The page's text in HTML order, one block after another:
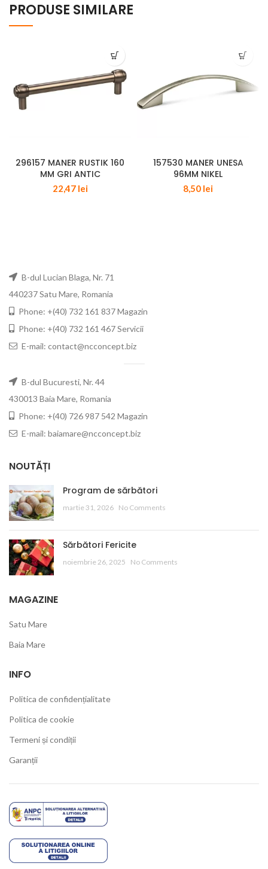
PRODUSE SIMILARE
296157 MANER RUSTIK 160
MM GRI ANTIC
22,47 lei
157530 MANER UNESA
96MM NIKEL
8,50 lei
B-dul Lucian Blaga, Nr. 71
440237 Satu Mare, Romania
Phone: +(40) 732 161 837 Magazin
Phone: +(40) 732 161 467 Servicii
E-mail: contact@ncconcept.biz
B-dul Bucuresti, Nr. 44
430013 Baia Mare, Romania
Phone: +(40) 726 987 542 Magazin
E-mail: baiamare@ncconcept.biz
NOUTĂȚI
Program de sărbători
martie 31, 2026 No Comments
Sărbători Fericite
noiembrie 26, 2025 No Comments
MAGAZINE
Satu Mare
Baia Mare
INFO
Politica de confidențialitate
Politica de cookie
Termeni și condiții
Garanții